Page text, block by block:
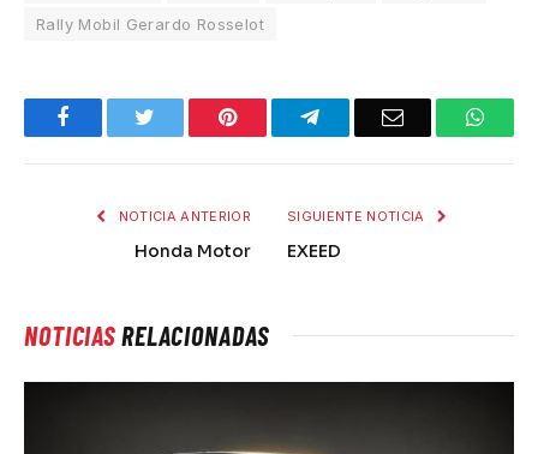
Rally Mobil Gerardo Rosselot
Facebook Pinterest TelegramEmail
NOTICIA ANTERIOR
Honda Motor
SIGUIENTE NOTICIA
EXEED
NOTICIASRELACIONADAS